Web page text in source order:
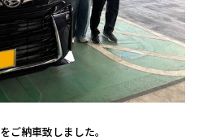
アフターサポート
会社情報
をご納車致しました。